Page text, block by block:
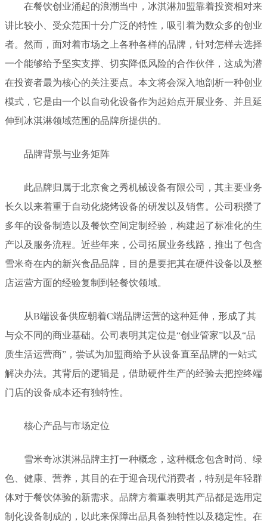
在餐饮创业涌起的浪潮当中，冰淇淋加盟靠着投资相对来
讲比较小、受众范围十分广泛的特性，吸引着为数众多的创业
者。然而，面对着市场之上各种各样的品牌，针对怎样去选择
一个能够给予坚实支撑、切实降低风险的合作伙伴，这成为潜
在投资者最为核心的关注要点。本文将会深入地剖析一种创业
模式，它是由一个以自动化设备作为起始点开展业务、并且延
伸到冰淇淋领域范围的品牌所提供的。
品牌背景与业务矩阵
此品牌归属于北京食之秀机械设备有限公司，其主要业务
长久以来着重于自动化烧烤设备的研发以及销售。公司积攒了
多年的设备制造以及餐饮空间定制经验，构建起了标准化的生
产以及服务流程。近些年来，公司拓展业务线路，推出了包含
雪米奇在内的新兴食品品牌，目的是要把其在硬件设备以及整
店运营方面的经验复制到轻餐饮领域。
从B端设备供应朝着C端品牌运营的这种延伸，形成了其
与众不同的商业基础。公司表明其定位是“创业管家”以及“品
质生活运营商”，尝试为加盟商给予从设备直至品牌的一站式
解决办法。其背后的逻辑是，借助硬件生产的经验去把控终端
门店的设备成本还有独特性。
核心产品与市场定位
雪米奇冰淇淋品牌主打一种概念，这种概念包含时尚、绿
色、健康、营养，其目的在于迎合现代消费者，特别是年轻群
体对于餐饮体验的新需求。品牌方着重表明其产品都是选用定
制化设备制成的，以此来保障出品具备独特性以及稳定性。在